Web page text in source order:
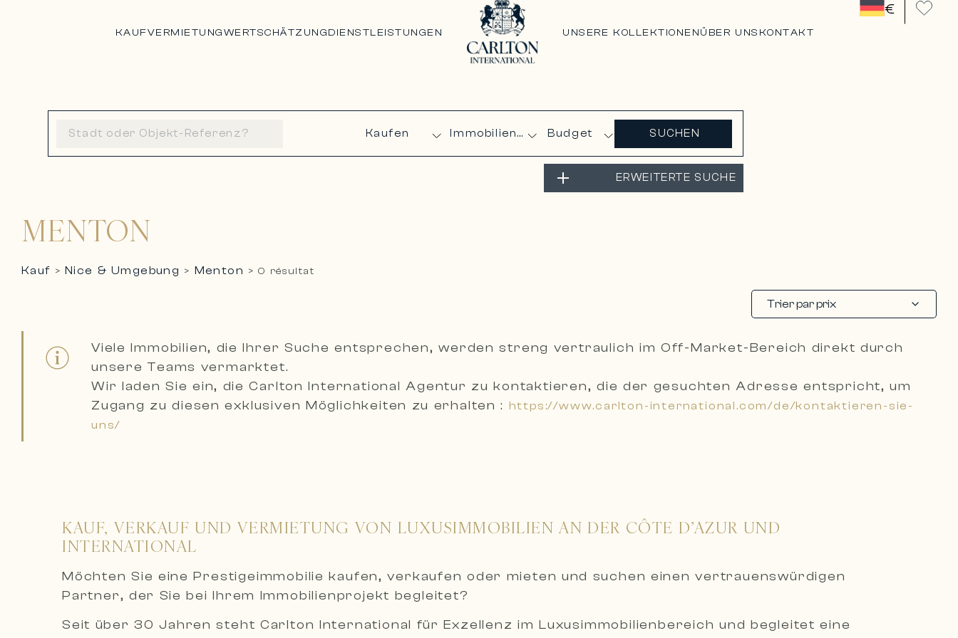
€
KAUFVERMIETUNGWERTSCHÄTZUNGDIENSTLEISTUNGEN UNSERE KOLLEKTIONENÜBER UNS KONTAKT
Budget SUCHEN
ERWEITERTE SUCHE
MENTON
Kauf > Nice & Umgebung > Menton >0 résultat
Trier par prix
Viele Immobilien, die Ihrer Suche entsprechen, werdenstreng vertraulich im Off-Market-Bereich direkt durch
unsere Teams vermarktet.
Wir laden Sie ein, die Carlton International Agentur zu kontaktieren, die der gesuchten Adresse entspricht, um
Zugang zu diesen exklusiven Möglichkeiten zu erhalten :
https://www.carlton-international.com/de/kontaktieren-sie-
uns/
KAUF, VERKAUF UND VERMIETUNG VON LUXUSIMMOBILIEN AN DER CÔTE D’AZUR UND
INTERNATIONAL
Möchten Sie eine Prestigeimmobilie kaufen, verkaufen oder mieten und suchen einen vertrauenswürdigen
Partner, der Sie bei Ihrem Immobilienprojekt begleitet?
Seit über 30 Jahren steht Carlton International für Exzellenz im Luxusimmobilienbereich und begleitet eine